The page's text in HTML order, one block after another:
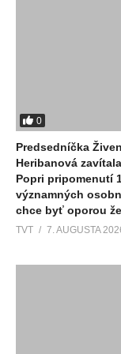
0
Predsedníčka
Heribanová
Popri pripomenutí
významných
chce byť oporou
TVT 7. AUGUSTA